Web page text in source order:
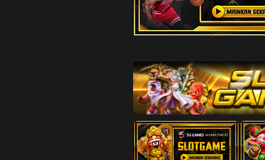
Anggur -
17 Penolong
18
Putri Raja
Engsel -
19
Kekasih -
Bemo -